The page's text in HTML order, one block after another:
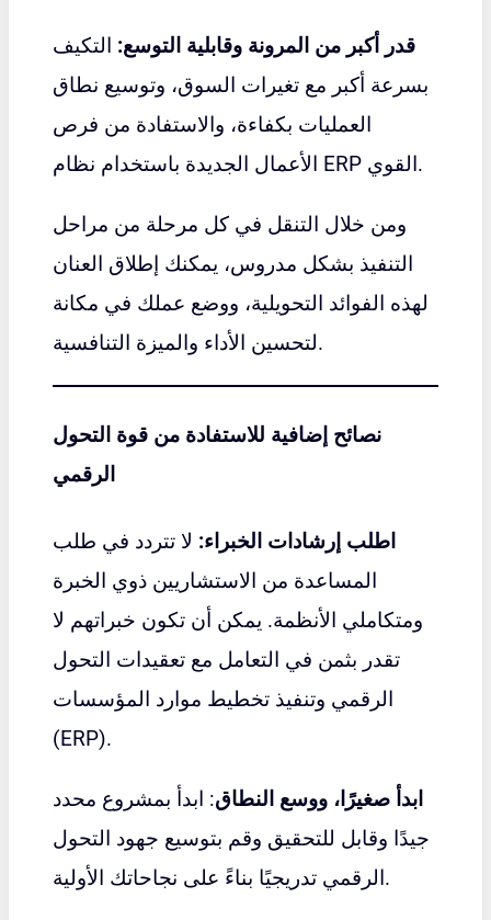
قدر أكبر من المرونة وقابلية التوسع: التكيف
بسرعة أكبر مع تغيرات السوق، وتوسيع نطاق
العمليات بكفاءة، والاستفادة من فرص
الأعمال الجديدة باستخدام نظام ERP القوي.
ومن خلال التنقل في كل مرحلة من مراحل
التنفيذ بشكل مدروس، يمكنك إطلاق العنان
لهذه الفوائد التحويلية، ووضع عملك في مكانة
لتحسين الأداء والميزة التنافسية.
نصائح إضافية للاستفادة من قوة التحول
الرقمي
اطلب إرشادات الخبراء: لا تتردد في طلب
المساعدة من الاستشاريين ذوي الخبرة
ومتكاملي الأنظمة. يمكن أن تكون خبراتهم لا
تقدر بثمن في التعامل مع تعقيدات التحول
الرقمي وتنفيذ تخطيط موارد المؤسسات
(ERP).
ابدأ صغيرًا، ووسع النطاق: ابدأ بمشروع محدد
جيدًا وقابل للتحقيق وقم بتوسيع جهود التحول
الرقمي تدريجيًا بناءً على نجاحاتك الأولية.